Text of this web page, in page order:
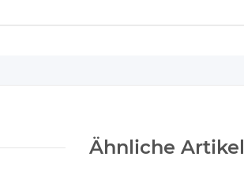
Ähnliche Artikel